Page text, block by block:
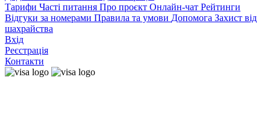
Тарифи Часті питання Про проєкт Онлайн-чат Рейтинги
Відгуки за номерами Правила та умови Допомога Захист від
шахрайства
Вхід
Реєстрація
Контакти